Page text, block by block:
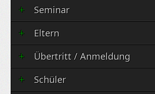
Seminar
Eltern
Übertritt / Anmeldung
Schüler